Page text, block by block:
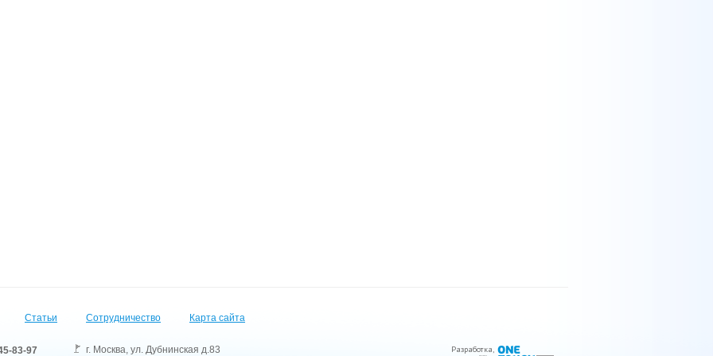
Статьи Сотрудничество Карта сайта
83-97 г. Москва, ул. Дубнинская д.83 Разработка,